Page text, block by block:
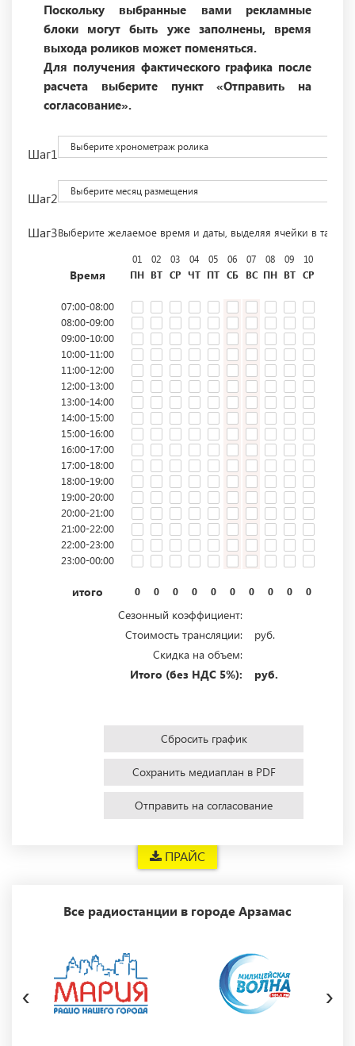
ПРАЙС
Поскольку выбранные вами рекламные
блоки могут быть уже заполнены, время
выхода роликов может поменяться.
Для получения фактического графика после
расчета выберите пункт «Отправить на
согласование».
Шаг1 Выберите хронометраж ролика
Шаг2 Выберите месяц размещения
Шаг3Выберите желаемое время и даты, выделяя ячейки в
Время
01
ПН
02
ВТ
03
СР
04
ЧТ
05
ПТ
06
СБ
07
ВС
08
ПН
09
ВТ
10
СР
07:00-08:00
08:00-09:00
09:00-10:00
10:00-11:00
11:00-12:00
12:00-13:00
13:00-14:00
14:00-15:00
15:00-16:00
16:00-17:00
17:00-18:00
18:00-19:00
19:00-20:00
20:00-21:00
21:00-22:00
22:00-23:00
23:00-00:00
итого 0 0 0 0 0 0 0 0 0 0
Сезонный коэффициент:
Стоимость трансляции:
руб.
Скидка на объем:
Итого (без НДС 5%):
руб.
Сбросить график
Сохранить медиаплан в PDF
Отправить на согласование
Все радиостанции в городе Арзамас
‹ ›